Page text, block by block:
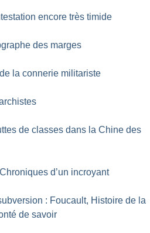
encore très timide
des marges
la connerie militariste
de classes dans la Chine des
d’un incroyant
: Foucault, Histoire de la
de savoir